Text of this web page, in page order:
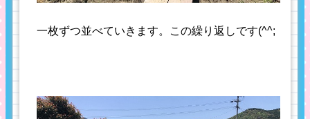
一枚ずつ並べていきます。この繰り返しです(^^;